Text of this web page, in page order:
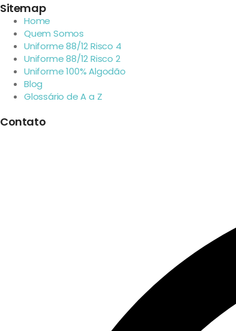
Sitemap
Home
Quem Somos
Uniforme 88/12 Risco 4
Uniforme 88/12 Risco 2
Uniforme 100% Algodão
Blog
Glossário de A a Z
Contato